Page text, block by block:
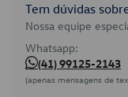
Tem dúvidas
Nossa equipe
Whatsapp:
(41) 99125-2143
(apenas mensagens de